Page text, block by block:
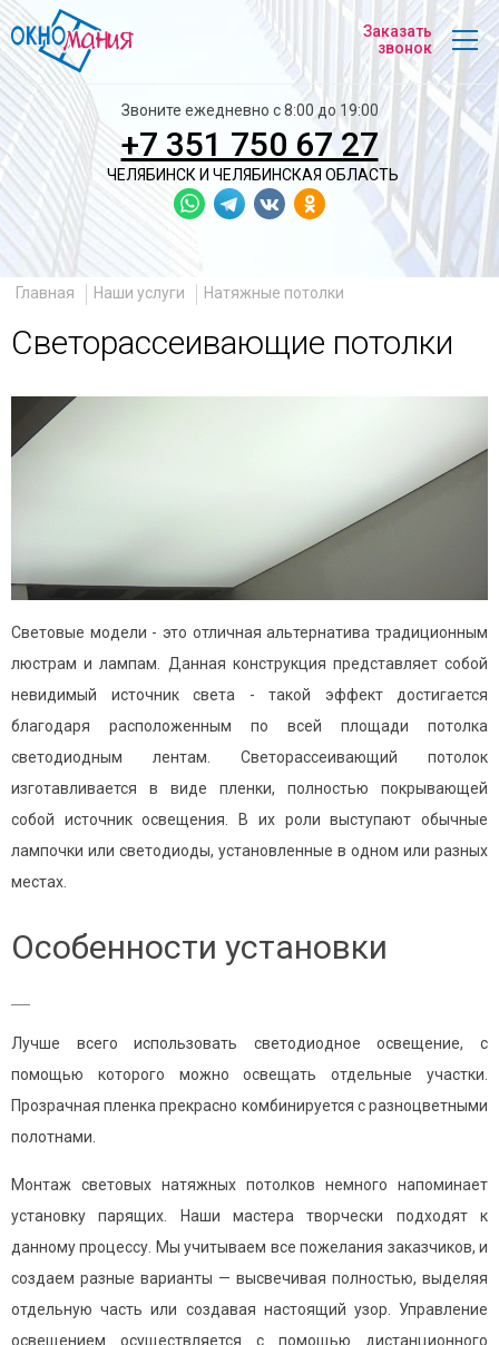
главную
Звоните ежедневно с 8:00 до 19:00
+7 351 750 67 27
ЧЕЛЯБИНСК И ЧЕЛЯБИНСКАЯ ОБЛАСТЬ
Заказать
звонок
Главная Наши услуги Натяжные потолки
Светорассеивающие потолки
Световые модели - это отличная альтернатива традиционным
люстрам и лампам. Данная конструкция представляет собой
невидимый источник света - такой эффект достигается
благодаря расположенным по всей площади потолка
светодиодным лентам. Светорассеивающий потолок
изготавливается в виде пленки, полностью покрывающей
собой источник освещения. В их роли выступают обычные
лампочки или светодиоды, установленные в одном или разных
местах.
Особенности установки
Лучше всего использовать светодиодное освещение, с
помощью которого можно освещать отдельные участки.
Прозрачная пленка прекрасно комбинируется с разноцветными
полотнами.
Монтаж световых натяжных потолков немного напоминает
установку парящих. Наши мастера творчески подходят к
данному процессу. Мы учитываем все пожелания заказчиков, и
создаем разные варианты — высвечивая полностью, выделяя
отдельную часть или создавая настоящий узор. Управление
освещением осуществляется с помощью дистанционного